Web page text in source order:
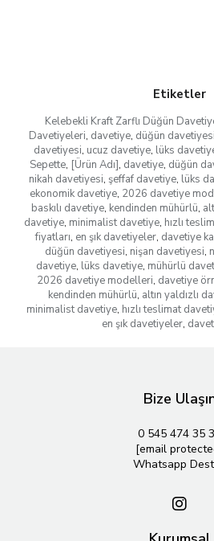
Etiketler
Kelebekli Kraft Zarflı Düğün
Davetiyeleri, davetiye, düğün davetiyesi
davetiyesi, ucuz davetiye, lüks
Sepette, [Ürün Adı], davetiye, düğün
nikah davetiyesi, şeffaf davetiye, lüks
ekonomik davetiye, 2026 davetiye
baskılı davetiye, kendinden mühürlü,
davetiye, minimalist davetiye, hızlı
fiyatları, en şık davetiyeler, davetiye
düğün davetiyesi, nişan davetiyesi,
davetiye, lüks davetiye, mühürlü
2026 davetiye modelleri, davetiye
kendinden mühürlü, altın yaldızlı
minimalist davetiye, hızlı teslimat
en şık davetiyeler,
Bize
0 545 474 35
[email
Whatsapp